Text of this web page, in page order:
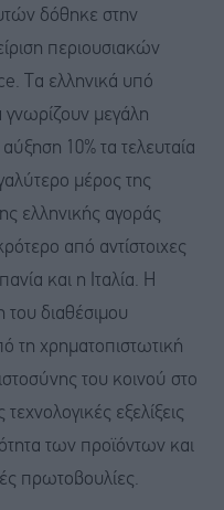
δόθηκε στην
περιουσιακών
Τα ελληνικά υπό
γνωρίζουν μεγάλη
10% τα τελευταία
μέρος της
ελληνικής αγοράς
από αντίστοιχες
και η Ιταλία. Η
του διαθέσιμου
τη χρηματοπιστωτική
του κοινού στο
εξελίξεις
των προϊόντων και
πρωτοβουλίες.